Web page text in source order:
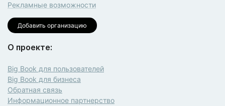
Рекламные возможности
Добавить организацию
О проекте:
Big Book для пользователей
Big Book для бизнеса
Обратная связь
Информационное партнерство